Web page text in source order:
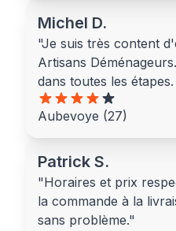
Michel D.
"Je suis très content
Artisans
dans toutes les
Aubevoye (27)
Patrick S.
"Horaires et prix
la commande à la
sans problème."